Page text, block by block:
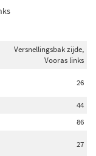
Versnellingsbak zijde,
Vooras links
26
44
86
27